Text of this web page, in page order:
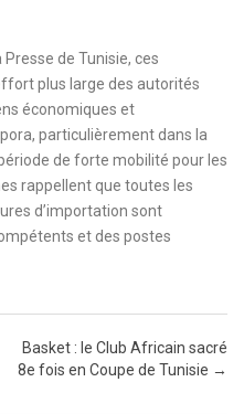
de Tunisie, ces
plus large des autorités
économiques et
particulièrement dans la
de forte mobilité pour les
rappellent que toutes les
d’importation sont
et des postes
Basket : le Club Africain sacré
8e fois en Coupe de Tunisie →